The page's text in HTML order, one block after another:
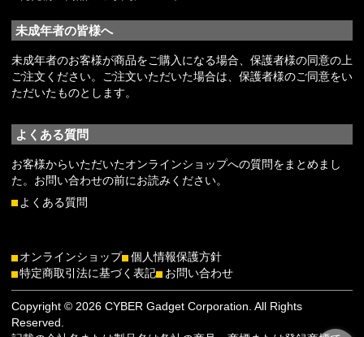
未成年者の皆様へ
未成年者のお客様が商品をご購入になる場合、保護者様の同意の上
ご注文ください。ご注文いただいた場合は、保護者様のご同意をい
ただいたものとします。
よくある質問
お客様からいただいたオンラインショップへの質問をまとめまし
た。お問い合わせの前にお読みください。
よくある質問
オンラインショップ
個人情報保護方針
特定商取引法に基づく表記
お問い合わせ
Copyright © 2026 CYBER Gadget Corporation. All Rights
Reserved.